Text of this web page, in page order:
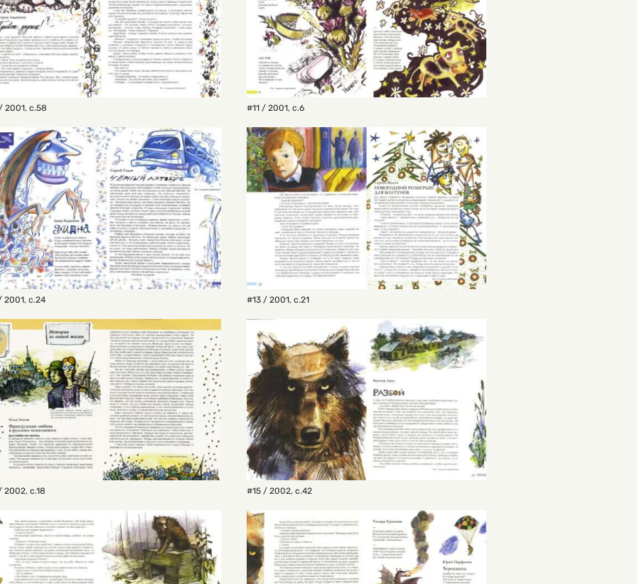
2001, с.58 #11 / 2001, с.6
2001, с.24 #13 / 2001, с.21
2002, с.18 #15 / 2002, с.42